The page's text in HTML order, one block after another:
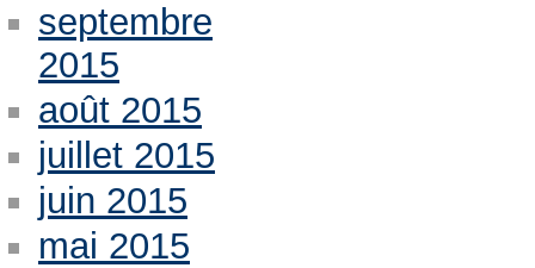
septembre
2015
août 2015
juillet 2015
juin 2015
mai 2015